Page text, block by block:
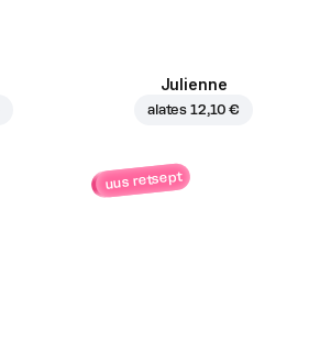
Julienne
alates 12,10 €
uus retsept